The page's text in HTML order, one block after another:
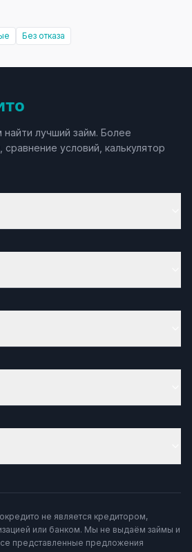
Без отказа
лучший займ. Более
условий, калькулятор
не является кредитором,
или банком. Мы не выдаём займы и
представленные предложения